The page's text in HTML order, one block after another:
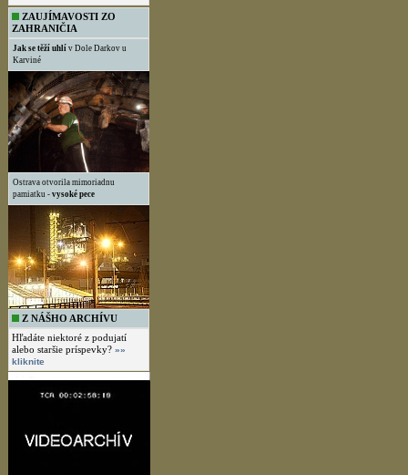
ZAUJÍMAVOSTI ZO
ZAHRANIČIA
Jak se těží uhlí v Dole Darkov u
Karviné
Ostrava otvorila mimoriadnu
pamiatku - vysoké pece
Z NÁŠHO ARCHÍVU
Hľadáte niektoré z podujatí
alebo staršie príspevky? »»
kliknite